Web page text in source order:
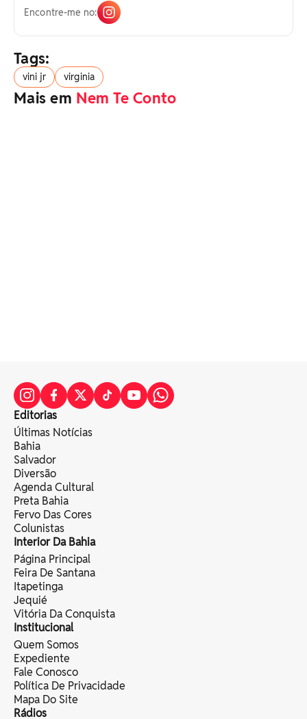
Encontre-me no:
Tags:
vini jr virginia
Mais em Nem Te Conto
Editorias
Últimas Notícias
Bahia
Salvador
Diversão
Agenda Cultural
Preta Bahia
Fervo Das Cores
Colunistas
Interior Da Bahia
Página Principal
Feira De Santana
Itapetinga
Jequié
Vitória Da Conquista
Institucional
Quem Somos
Expediente
Fale Conosco
Política De Privacidade
Mapa Do Site
Rádios